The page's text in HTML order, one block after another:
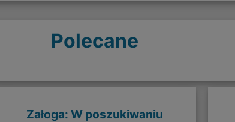
Polecane
Załoga: W poszukiwaniu